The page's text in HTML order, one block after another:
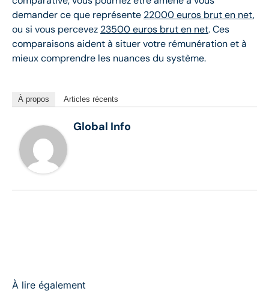
demander ce que représente 22000 euros brut en net,
ou si vous percevez 23500 euros brut en net. Ces
comparaisons aident à situer votre rémunération et à
mieux comprendre les nuances du système.
À propos Articles récents
Global Info
À lire également